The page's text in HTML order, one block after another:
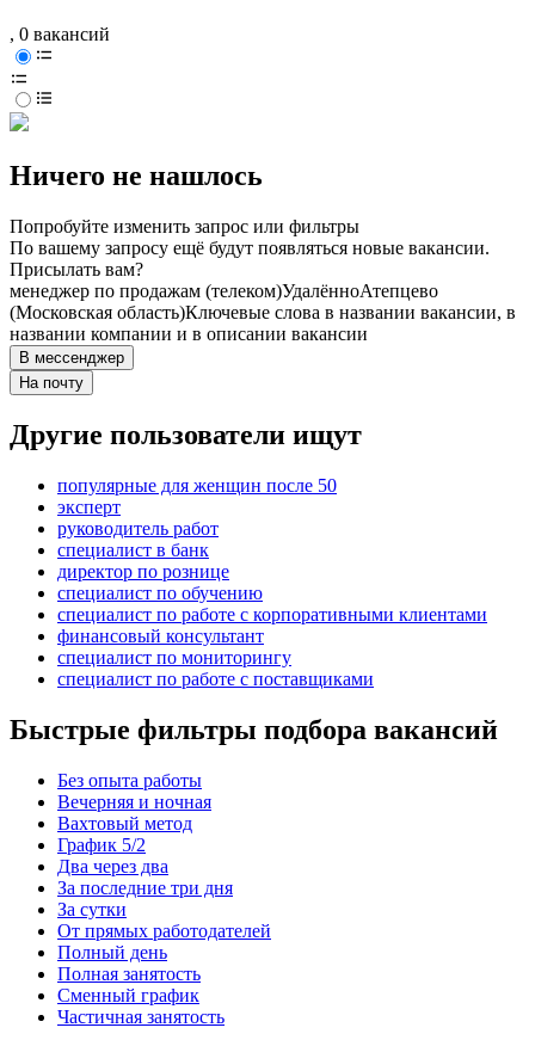
, 0 вакансий
Ничего не нашлось
Попробуйте изменить запрос или фильтры
По вашему запросу ещё будут появляться новые вакансии.
Присылать вам?
менеджер по продажам (телеком)УдалённоАтепцево
(Московская область)Ключевые слова в названии вакансии, в
названии компании и в описании вакансии
В мессенджер
На почту
Другие пользователи ищут
популярные для женщин после 50
эксперт
руководитель работ
специалист в банк
директор по рознице
специалист по обучению
специалист по работе с корпоративными клиентами
финансовый консультант
специалист по мониторингу
специалист по работе с поставщиками
Быстрые фильтры подбора вакансий
Без опыта работы
Вечерняя и ночная
Вахтовый метод
График 5/2
Два через два
За последние три дня
За сутки
От прямых работодателей
Полный день
Полная занятость
Сменный график
Частичная занятость